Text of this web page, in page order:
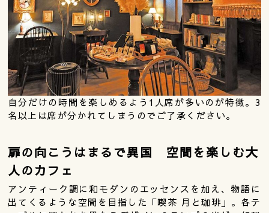
自分だけの時間を楽しめるよう1人席が多いのが特徴。3
名以上は席が分かれてしまうのでご了承ください。
扉の向こうはまるで異国 空間を楽しむ大
人のカフェ
アンティーク調に和モダンのエッセンスを加え、物語に
出てくるような空間を目指した「喫茶 月と珈琲」。各テ